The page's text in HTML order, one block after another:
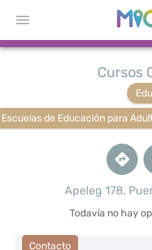
Cursos
Escuelas de Educación para
Apeleg 178,
Todavía no hay
Contacto